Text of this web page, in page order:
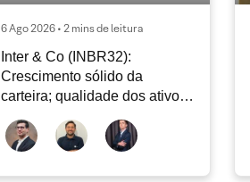
6 Ago 2026 • 2 mins de leitura
Inter & Co (INBR32):
Crescimento sólido da
carteira; qualidade dos ativos
debate